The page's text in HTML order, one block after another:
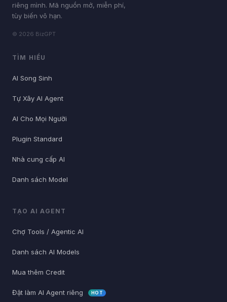
riêng mình. Mã nguồn mở, miễn phí,
tùy biến vô hạn.
© 2026 BizGPT
TÌM HIỂU
AI Song Sinh
Tự Xây AI Agent
AI Cho Mọi Người
Plugin Standard
Nhà cung cấp AI
Danh sách Model
TẠO AI AGENT
Chợ Tools / Agentic AI
Danh sách AI Models
Mua thêm Credit
Đặt làm AI Agent riêng HOT